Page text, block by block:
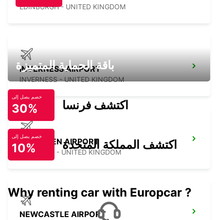
EDINBURGH - UNITED KINGDOM
INVERNESS AIRPORT
INVERNESS - UNITED KINGDOM
ABERDEEN AIRPORT
ABERDEEN - UNITED KINGDOM
NEWCASTLE AIRPORT
باقة الحماية المتميزة
خصم يصل إلى
30% اكتشف فرنسا
خصم يصل إلى
10% اكتشف المملكة المتحدة
Why renting car with Europcar ?